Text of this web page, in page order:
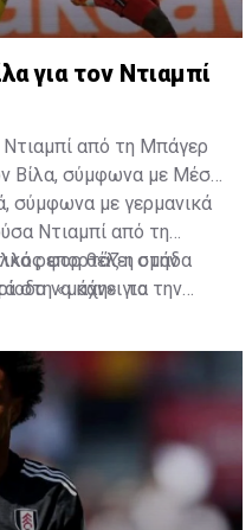
για τον Ντιαμπί
από τη Μπάγερ
Βίλα, σύμφωνα με Μέσα
σύμφωνα με γερμανικά
Ντιαμπί από τη
φορ θέλει στην
να κάνει το
ρεπορτάζ η ομάδα
στη «μάχη» για την
να έχει πρόταση από
συμβόλαιο